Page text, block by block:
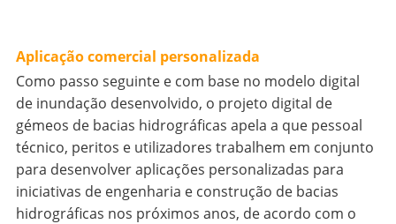
Aplicação comercial personalizada
Como passo seguinte e com base no modelo digital
de inundação desenvolvido, o projeto digital de
gémeos de bacias hidrográficas apela a que pessoal
técnico, peritos e utilizadores trabalhem em conjunto
para desenvolver aplicações personalizadas para
iniciativas de engenharia e construção de bacias
hidrográficas nos próximos anos, de acordo com o